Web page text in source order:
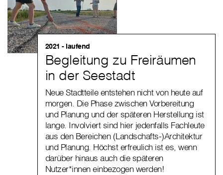
2021 - laufend
Begleitung zu Freiräumen
in der Seestadt
Neue Stadtteile entstehen nicht von heute auf
morgen. Die Phase zwischen Vorbereitung
und Planung und der späteren Herstellung ist
lange. Involviert sind hier jedenfalls Fachleute
aus den Bereichen (Landschafts-)Architektur
und Planung. Höchst erfreulich ist es, wenn
darüber hinaus auch die späteren
Nutzer*innen einbezogen werden!